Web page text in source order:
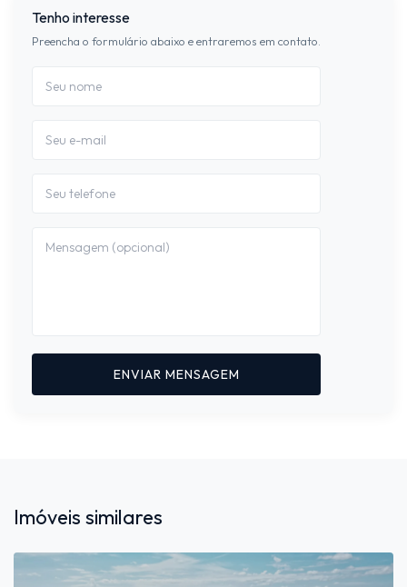
Tenho interesse
Preencha o formulário abaixo e entraremos em contato.
ENVIAR MENSAGEM
Imóveis similares